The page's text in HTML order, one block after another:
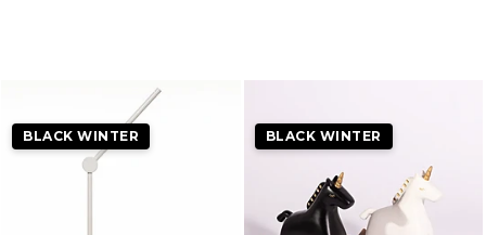
BLACK WINTER BLACK WINTER